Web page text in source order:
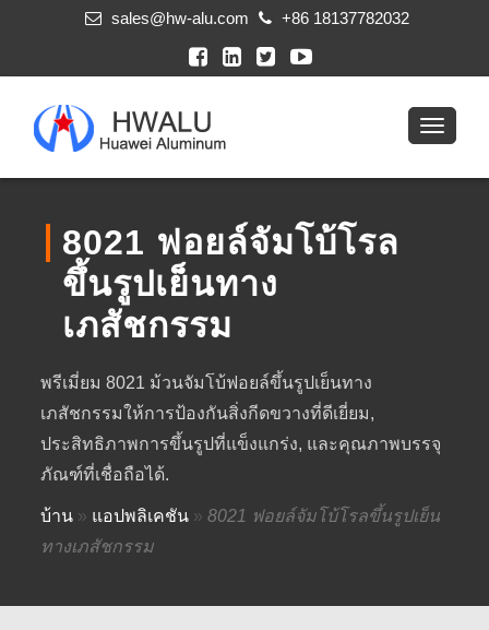
sales@hw-alu.com +86 18137782032
8021 ฟอยล์จัมโบ้โรล
ขึ้นรูปเย็นทาง
เภสัชกรรม
พรีเมี่ยม 8021 ม้วนจัมโบ้ฟอยล์ขึ้นรูปเย็นทาง
เภสัชกรรมให้การป้องกันสิ่งกีดขวางที่ดีเยี่ยม,
ประสิทธิภาพการขึ้นรูปที่แข็งแกร่ง, และคุณภาพบรรจุ
ภัณฑ์ที่เชื่อถือได้.
บ้าน » แอปพลิเคชัน »8021 ฟอยล์จัมโบ้โรลขึ้นรูปเย็น
ทางเภสัชกรรม